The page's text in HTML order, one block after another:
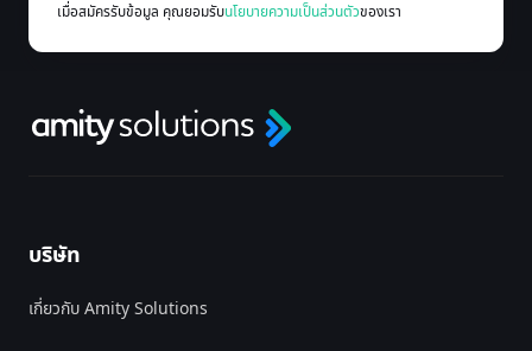
เมื่อสมัครรับข้อมูล คุณยอมรับนโยบายความเป็นส่วนตัวของเรา
บริษัท
เกี่ยวกับ Amity Solutions